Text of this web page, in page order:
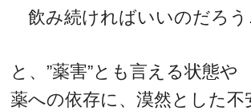
飲み続ければいいのだろう
と、”薬害”とも言える状態や
薬への依存に、漠然とした不